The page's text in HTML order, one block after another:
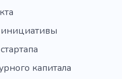
капитала